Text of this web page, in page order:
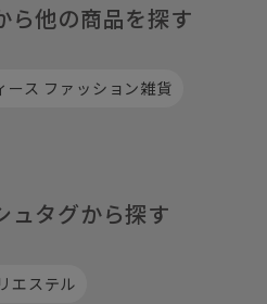
ら他の商品を探す
ース ファッション雑貨
ュタグから探す
エステル